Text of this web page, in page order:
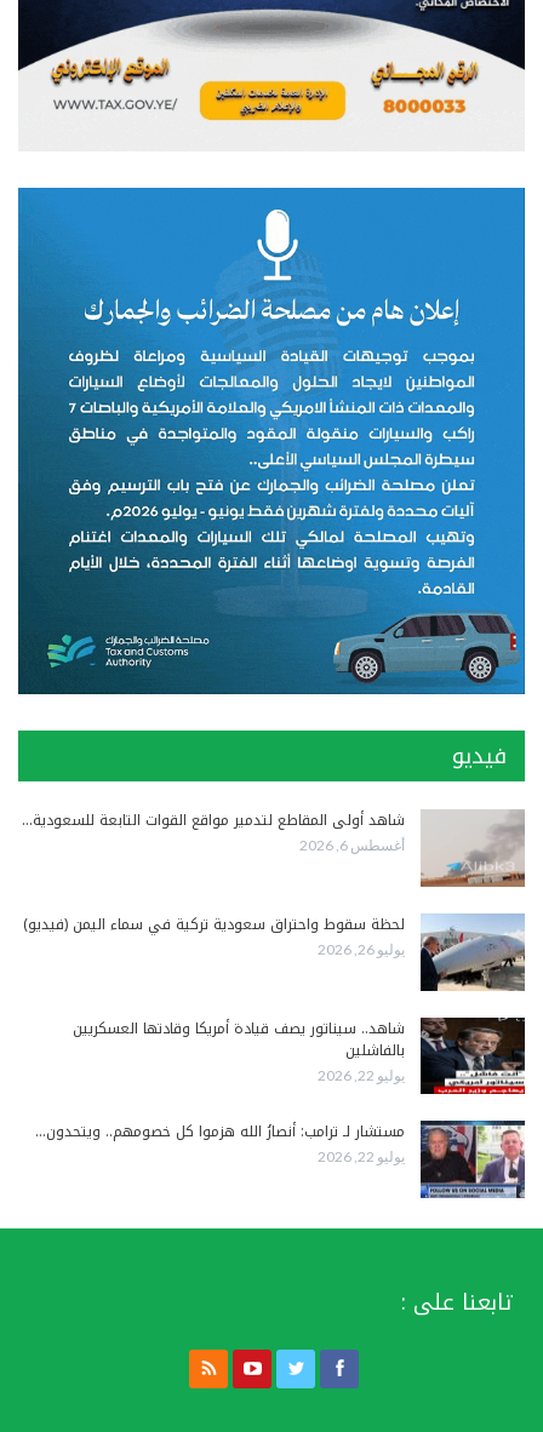
فيديو
شاهد أولى المقاطع لتدمير مواقع القوات التابعة للسعودية…
أغسطس 6, 2026
لحظة سقوط واحتراق سعودية تركية في سماء اليمن (فيديو)
يوليو 26, 2026
شاهد.. سيناتور يصف قيادة أمريكا وقادتها العسكريين
بالفاشلين
يوليو 22, 2026
مستشار لـ ترامب: أنصارُ الله هزموا كل خصومهم.. ويتحدون…
يوليو 22, 2026
تابعنا على :